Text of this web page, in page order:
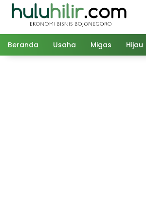
Langsung
Beranda Usaha Migas Hijau